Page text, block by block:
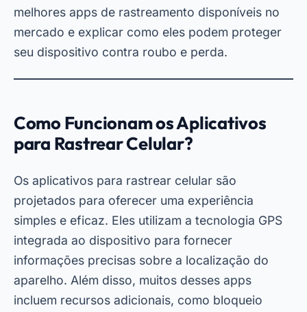
melhores apps de rastreamento disponíveis no
mercado e explicar como eles podem proteger
seu dispositivo contra roubo e perda.
Como Funcionam os Aplicativos
para Rastrear Celular?
Os aplicativos para rastrear celular são
projetados para oferecer uma experiência
simples e eficaz. Eles utilizam a tecnologia GPS
integrada ao dispositivo para fornecer
informações precisas sobre a localização do
aparelho. Além disso, muitos desses apps
incluem recursos adicionais, como bloqueio